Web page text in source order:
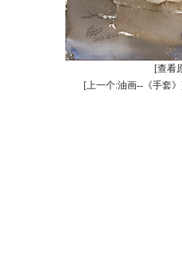
[查看
[上一个:油画--《手套